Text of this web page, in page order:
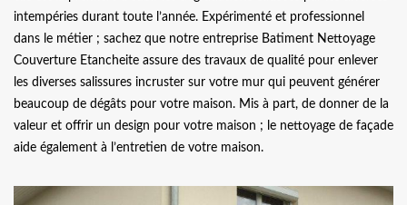
intempéries durant toute l’année. Expérimenté et professionnel
dans le métier ; sachez que notre entreprise Batiment Nettoyage
Couverture Etancheite assure des travaux de qualité pour enlever
les diverses salissures incruster sur votre mur qui peuvent générer
beaucoup de dégâts pour votre maison. Mis à part, de donner de la
valeur et offrir un design pour votre maison ; le nettoyage de façade
aide également à l’entretien de votre maison.